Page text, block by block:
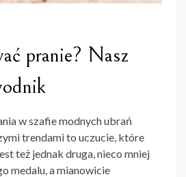
pranie? Nasz
w szafie modnych ubrań
trendami to uczucie, które
też jednak druga, nieco mniej
medalu, a mianowicie